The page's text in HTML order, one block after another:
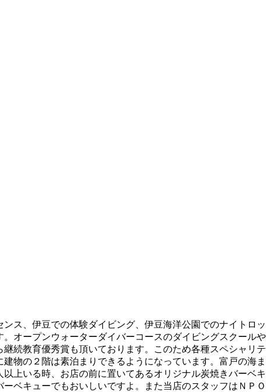
ス、伊豆での体験ダイビング、伊豆海洋公園でのナイトロッ
オープンウォーターダイバーコースのダイビングスクールや
続教育優秀賞も頂いております。このため各種スペシャリテ
物の２階は素泊まりできるようになっています。富戸の海ま
上いる時、お店の前に置いてあるオリジナル炭焼きバーベキ
ベキューでもおいしいですよ。また当店のスタッフはＮＰＯ